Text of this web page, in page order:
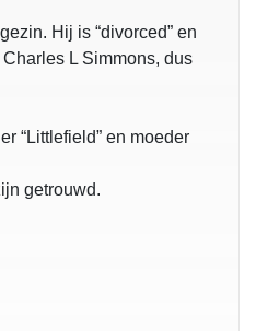
Hij is “divorced” en
L Simmons, dus
“Littlefield” en moeder
getrouwd.